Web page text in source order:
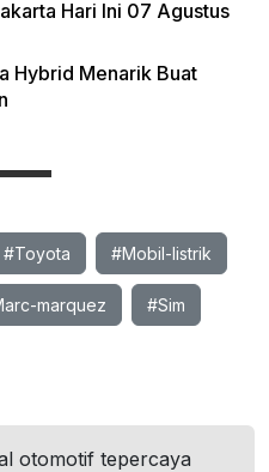
Hari Ini 07 Agustus
Hybrid Menarik Buat
#Toyota #Mobil-listrik
marquez #Sim
otomotif tepercaya